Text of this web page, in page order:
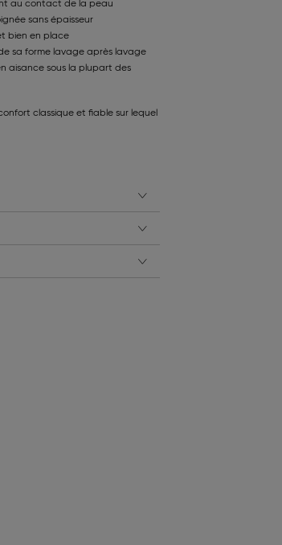
au contact de la peau
sans épaisseur
bien en place
sa forme lavage après lavage
aisance sous la plupart des
classique et fiable sur lequel